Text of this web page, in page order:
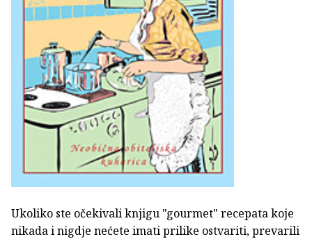
Ukoliko ste očekivali knjigu "gourmet" recepata koje
nikada i nigdje nećete imati prilike ostvariti, prevarili